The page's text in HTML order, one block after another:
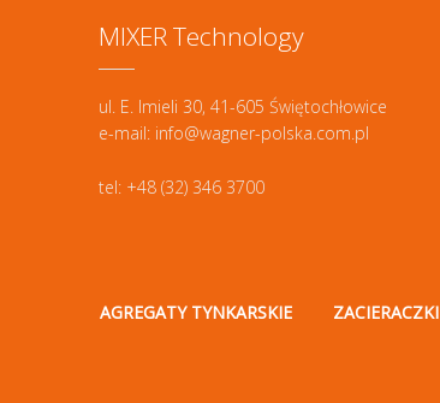
MIXER Technology
ul. E. Imieli 30, 41-605 Świętochłowice
e-mail: info@wagner-polska.com.pl
tel: +48 (32) 346 3700
AGREGATY TYNKARSKIE ZACIERACZKI